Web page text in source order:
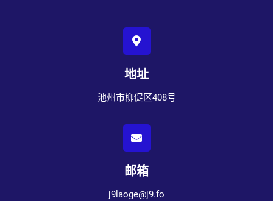
地址
池州市柳促区408号
邮箱
j9laoge@j9.fo